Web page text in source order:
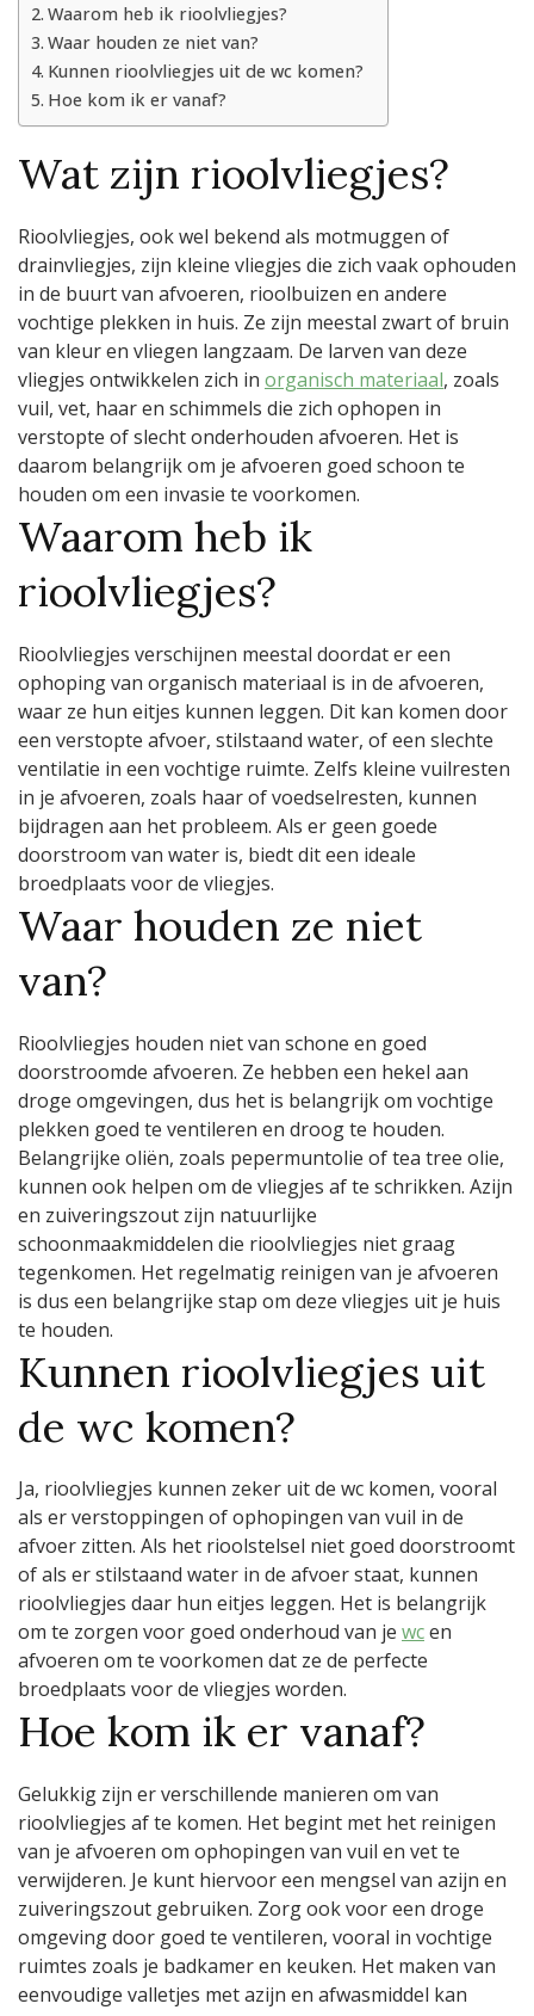
Waarom heb ik rioolvliegjes?
Waar houden ze niet van?
Kunnen rioolvliegjes uit de wc komen?
Hoe kom ik er vanaf?
Wat zijn rioolvliegjes?
Rioolvliegjes, ook wel bekend als motmuggen of
drainvliegjes, zijn kleine vliegjes die zich vaak ophouden
in de buurt van afvoeren, rioolbuizen en andere
vochtige plekken in huis. Ze zijn meestal zwart of bruin
van kleur en vliegen langzaam. De larven van deze
vliegjes ontwikkelen zich in organisch materiaal, zoals
vuil, vet, haar en schimmels die zich ophopen in
verstopte of slecht onderhouden afvoeren. Het is
daarom belangrijk om je afvoeren goed schoon te
houden om een invasie te voorkomen.
Waarom heb ik
rioolvliegjes?
Rioolvliegjes verschijnen meestal doordat er een
ophoping van organisch materiaal is in de afvoeren,
waar ze hun eitjes kunnen leggen. Dit kan komen door
een verstopte afvoer, stilstaand water, of een slechte
ventilatie in een vochtige ruimte. Zelfs kleine vuilresten
in je afvoeren, zoals haar of voedselresten, kunnen
bijdragen aan het probleem. Als er geen goede
doorstroom van water is, biedt dit een ideale
broedplaats voor de vliegjes.
Waar houden ze niet
van?
Rioolvliegjes houden niet van schone en goed
doorstroomde afvoeren. Ze hebben een hekel aan
droge omgevingen, dus het is belangrijk om vochtige
plekken goed te ventileren en droog te houden.
Belangrijke oliën, zoals pepermuntolie of tea tree olie,
kunnen ook helpen om de vliegjes af te schrikken. Azijn
en zuiveringszout zijn natuurlijke
schoonmaakmiddelen die rioolvliegjes niet graag
tegenkomen. Het regelmatig reinigen van je afvoeren
is dus een belangrijke stap om deze vliegjes uit je huis
te houden.
Kunnen rioolvliegjes uit
de wc komen?
Ja, rioolvliegjes kunnen zeker uit de wc komen, vooral
als er verstoppingen of ophopingen van vuil in de
afvoer zitten. Als het rioolstelsel niet goed doorstroomt
of als er stilstaand water in de afvoer staat, kunnen
rioolvliegjes daar hun eitjes leggen. Het is belangrijk
om te zorgen voor goed onderhoud van je wcen
afvoeren om te voorkomen dat ze de perfecte
broedplaats voor de vliegjes worden.
Hoe kom ik er vanaf?
Gelukkig zijn er verschillende manieren om van
rioolvliegjes af te komen. Het begint met het reinigen
van je afvoeren om ophopingen van vuil en vet te
verwijderen. Je kunt hiervoor een mengsel van azijn en
zuiveringszout gebruiken. Zorg ook voor een droge
omgeving door goed te ventileren, vooral in vochtige
ruimtes zoals je badkamer en keuken. Het maken van
eenvoudige valletjes met azijn en afwasmiddel kan